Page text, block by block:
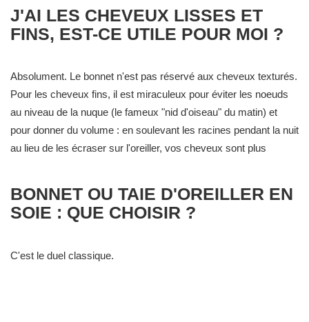
J'AI LES CHEVEUX LISSES ET
FINS, EST-CE UTILE POUR MOI ?
Absolument. Le bonnet n'est pas réservé aux cheveux texturés.
Pour les cheveux fins, il est miraculeux pour éviter les noeuds
au niveau de la nuque (le fameux "nid d'oiseau" du matin) et
pour donner du volume : en soulevant les racines pendant la nuit
au lieu de les écraser sur l'oreiller, vos cheveux sont plus
BONNET OU TAIE D'OREILLER EN
SOIE : QUE CHOISIR ?
C'est le duel classique.